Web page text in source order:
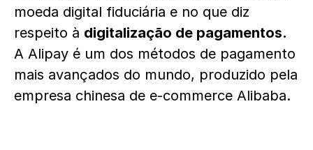
moeda digital fiduciária e no que diz
respeito à digitalização de pagamentos.
A Alipay é um dos métodos de pagamento
mais avançados do mundo, produzido pela
empresa chinesa de e-commerce Alibaba.